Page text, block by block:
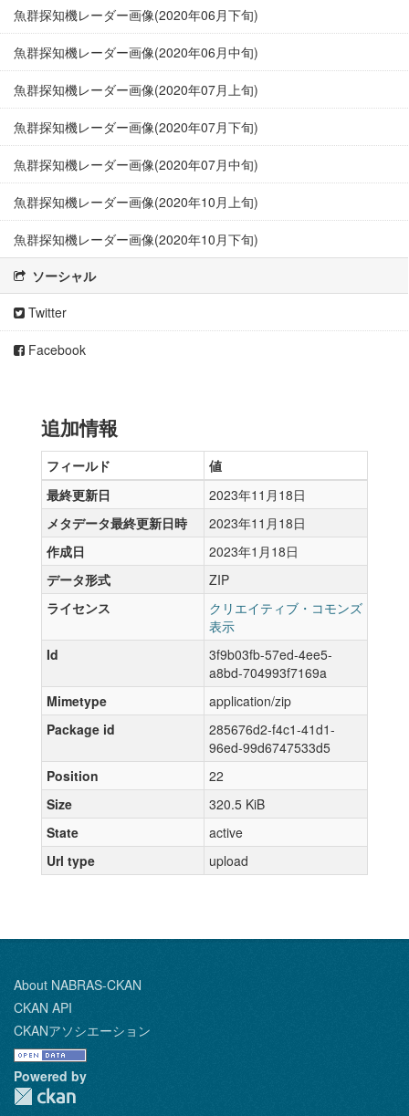
魚群探知機レーダー画像(2020年06月下旬)
魚群探知機レーダー画像(2020年06月中旬)
魚群探知機レーダー画像(2020年07月上旬)
魚群探知機レーダー画像(2020年07月下旬)
魚群探知機レーダー画像(2020年07月中旬)
魚群探知機レーダー画像(2020年10月上旬)
魚群探知機レーダー画像(2020年10月下旬)
ソーシャル
Twitter
Facebook
追加情報
フィールド
値
最終更新日
2023年11月18日
メタデータ最終更新日時
2023年11月18日
作成日
2023年1月18日
データ形式
ZIP
ライセンス
クリエイティブ・コモンズ
表示
Id
3f9b03fb-57ed-4ee5-
a8bd-704993f7169a
Mimetype
application/zip
Package id
285676d2-f4c1-41d1-
96ed-99d6747533d5
Position
22
Size
320.5 KiB
State
active
Url type
upload
About NABRAS-CKAN
CKAN API
CKANアソシエーション
Powered by